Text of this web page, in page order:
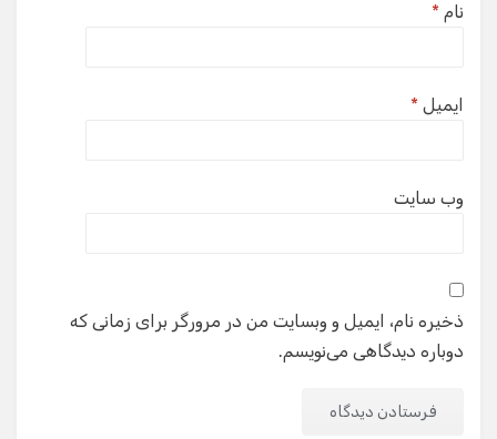
نام *
ایمیل *
وب‌ سایت
ذخیره نام، ایمیل و وبسایت من در مرورگر برای زمانی که
دوباره دیدگاهی می‌نویسم.